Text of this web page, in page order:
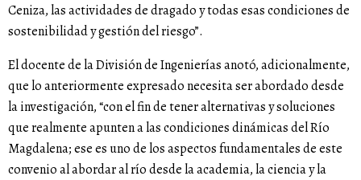
Ceniza, las actividades de dragado y todas esas condiciones de
sostenibilidad y gestión del riesgo”.
El docente de la División de Ingenierías anotó, adicionalmente,
que lo anteriormente expresado necesita ser abordado desde
la investigación, “con el fin de tener alternativas y soluciones
que realmente apunten a las condiciones dinámicas del Río
Magdalena; ese es uno de los aspectos fundamentales de este
convenio al abordar al río desde la academia, la ciencia y la